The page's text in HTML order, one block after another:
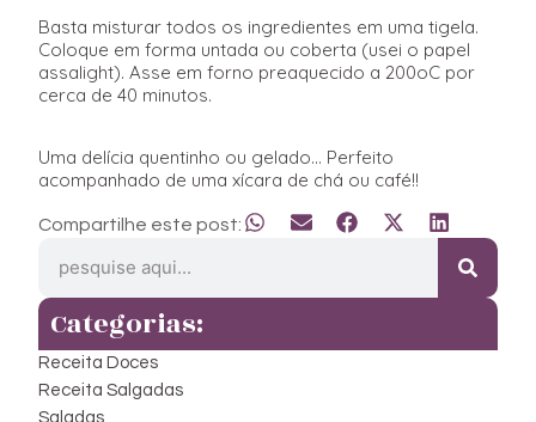
Basta misturar todos os ingredientes em uma tigela.
Coloque em forma untada ou coberta (usei o papel
assalight). Asse em forno preaquecido a 200oC por
cerca de 40 minutos.
Uma delícia quentinho ou gelado… Perfeito
acompanhado de uma xícara de chá ou café!!
Compartilhe este post:
Categorias:
Receita Doces
Receita Salgadas
Saladas